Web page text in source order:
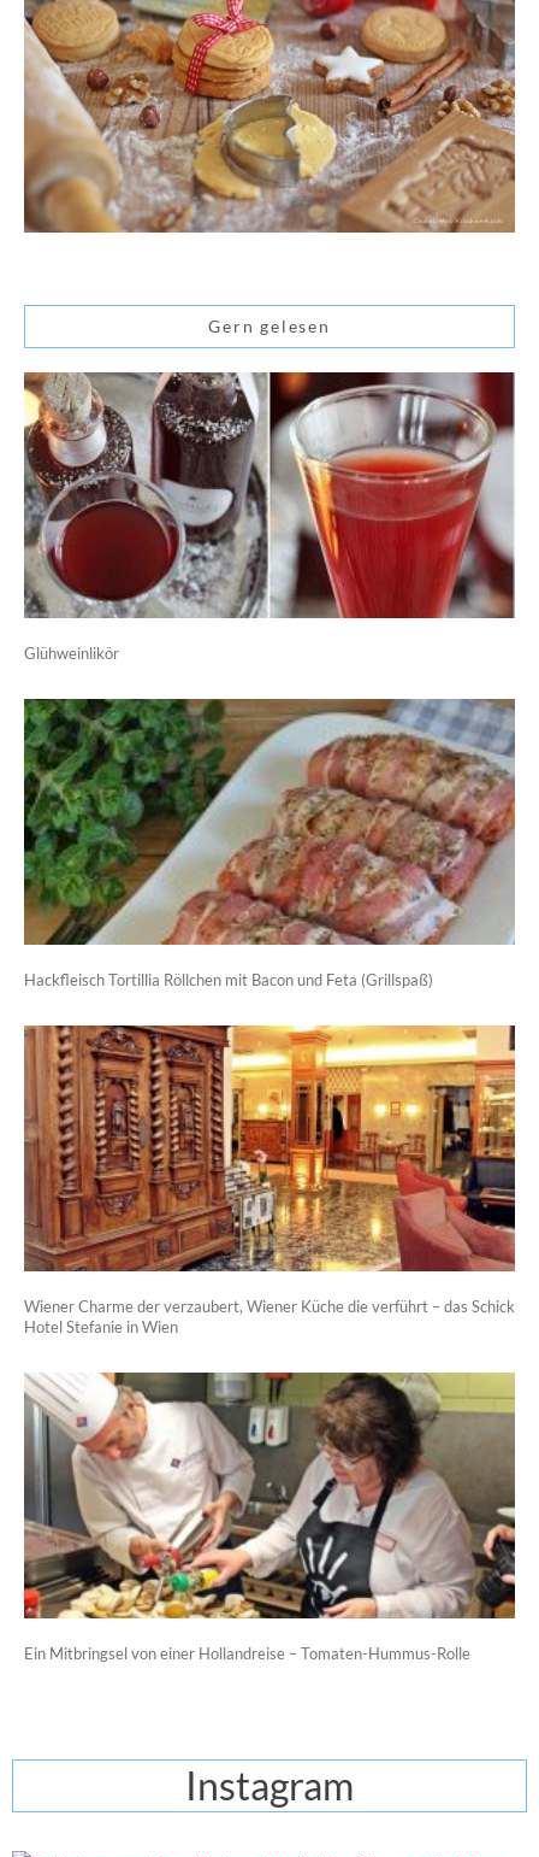
Gern gelesen
Glühweinlikör
Hackfleisch Tortillia Röllchen mit Bacon und Feta (Grillspaß)
Wiener Charme der verzaubert, Wiener Küche die verführt – das Schick
Hotel Stefanie in Wien
Ein Mitbringsel von einer Hollandreise – Tomaten-Hummus-Rolle
Instagram